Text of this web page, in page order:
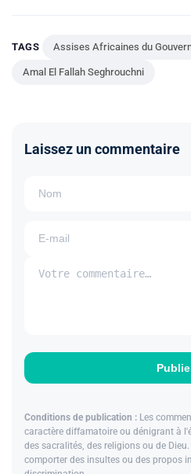
TAGS Assises Africaines du
Amal El Fallah Seghrouchni
Laissez un commentaire
Conditions de publication : Les
caractère diffamatoire ou dénigrant à
des sacralités, des religions ou de
comporter des insultes ou des propos